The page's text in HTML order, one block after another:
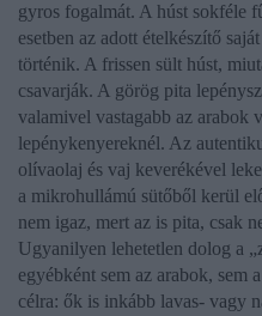
gyros fogalmát. A húst sokféle
esetben az adott ételkészítő
történik. A frissen sült húst,
csavarják. A görög pita
valamivel vastagabb az arabok
lepénykenyereknél. Az
olívaolaj és vaj keverékével
a mikrohullámú sütőből kerül
nem igaz, mert az is pita, csak
Ugyanilyen lehetetlen dolog a
egyébként sem az arabok, sem
célra: ők is inkább lavas- vagy